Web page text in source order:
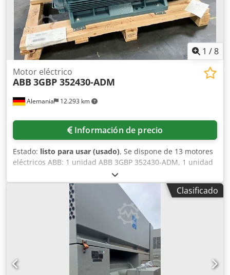
136 kW; 1 motor WEG IE3-IP23-B3-V, con una potencia
nominal de 245 kW; y 1 motor WEG, con una potencia
nominal de 132 kW. Es posible realizar una inspección in
situ. Dwjdozpyyaopfx Abgsa
1 /8
Alemania 12.293 km
Motor eléctrico
ABB 3GBP 352430-ADM
Información de precio
Estado: listo para usar (usado), Se dispone de 13 motores
eléctricos ABB: 1 unidad ABB 3GBP 352430-ADM, 1 unidad
ABB 3GBA 252210-ADN, 1 unidad ABB 3GBA 281270-ADF,
potencia nominal: 90 kW, 1 unidad ABB 3GBP 312240-ADK,
potencia nominal: 141 kW, 1 unidad ABB 3GBA 282260-
ADF, potencia nominal: 36 kW, 1 unidad ABB 3GBP 312810-
ADL, potencia nominal: 253 kW, 1 unidad ABB 3GBA
282260-ADF, potencia nominal: 200 kW, 1 unidad ABB
3GBA 282260-ADF, 1 unidad ABB 3GBA 312240-ADM 701,
potencia nominal: 172 kW, 1 unidad ABB 3GBP 282410-
ADM, 3 unidades ABB 3GBP 312810-ADL. Es posible
realizar una inspección en las instalaciones.
Clasificado